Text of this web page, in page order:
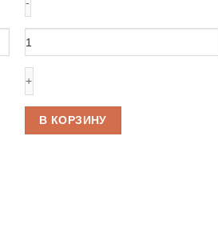
товара
Шар
фольгированный
“Love
you”
46смВ КОРЗИНУ